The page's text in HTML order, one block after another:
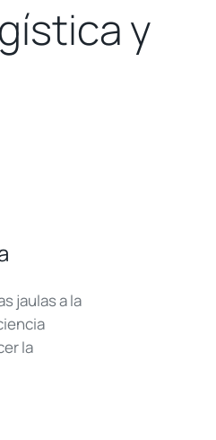
y
jaulas a la
la